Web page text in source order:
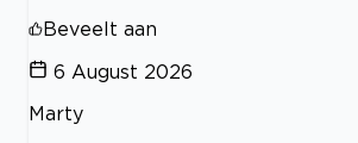
Beveelt aan
6 August 2026
Marty